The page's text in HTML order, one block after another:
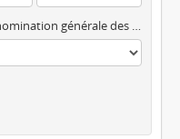
Dénomination générale des documents